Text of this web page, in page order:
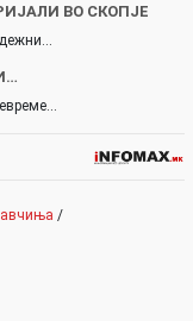
ВО СКОПЈЕ
/